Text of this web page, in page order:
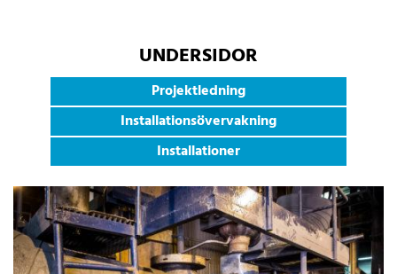
UNDERSIDOR
Projektledning
Installationsövervakning
Installationer